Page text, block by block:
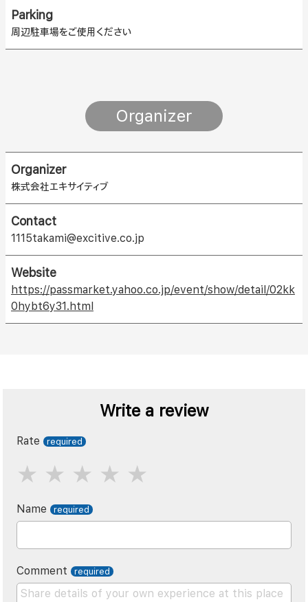
Parking
周辺駐車場をご使用ください
Organizer
Organizer
株式会社エキサイティブ
Contact
1115takami@excitive.co.jp
Website
https://passmarket.yahoo.co.jp/event/show/detail/02kk
0hybt6y31.html
Write a review
Rate
Name
Comment